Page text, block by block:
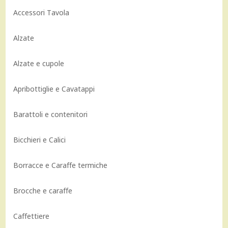
Accessori Tavola
Alzate
Alzate e cupole
Apribottiglie e Cavatappi
Barattoli e contenitori
Bicchieri e Calici
Borracce e Caraffe termiche
Brocche e caraffe
Caffettiere